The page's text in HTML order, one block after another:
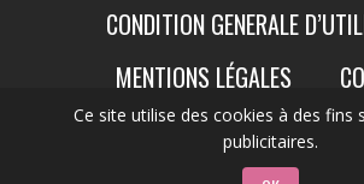
Ce site utilise des cookies à des fins
publicitaires.
CONDITION GENERALE
MENTIONS LÉGALES